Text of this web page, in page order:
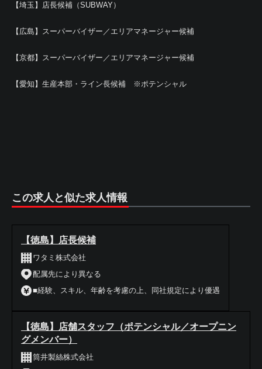
【埼玉】店長候補（SUBWAY）
【広島】スーパーバイザー／エリアマネージャー候補
【京都】スーパーバイザー／エリアマネージャー候補
【愛知】生産本部・ライン長候補 ※ポテンシャル
この求人と似た求人情報
【徳島】店長候補
ワタミ株式会社
配属先により異なる
■経験、スキル、年齢を考慮の上、同社規定により優遇
【徳島】店舗スタッフ（ポテンシャル／オープニン
グメンバー）
筒井製絲株式会社